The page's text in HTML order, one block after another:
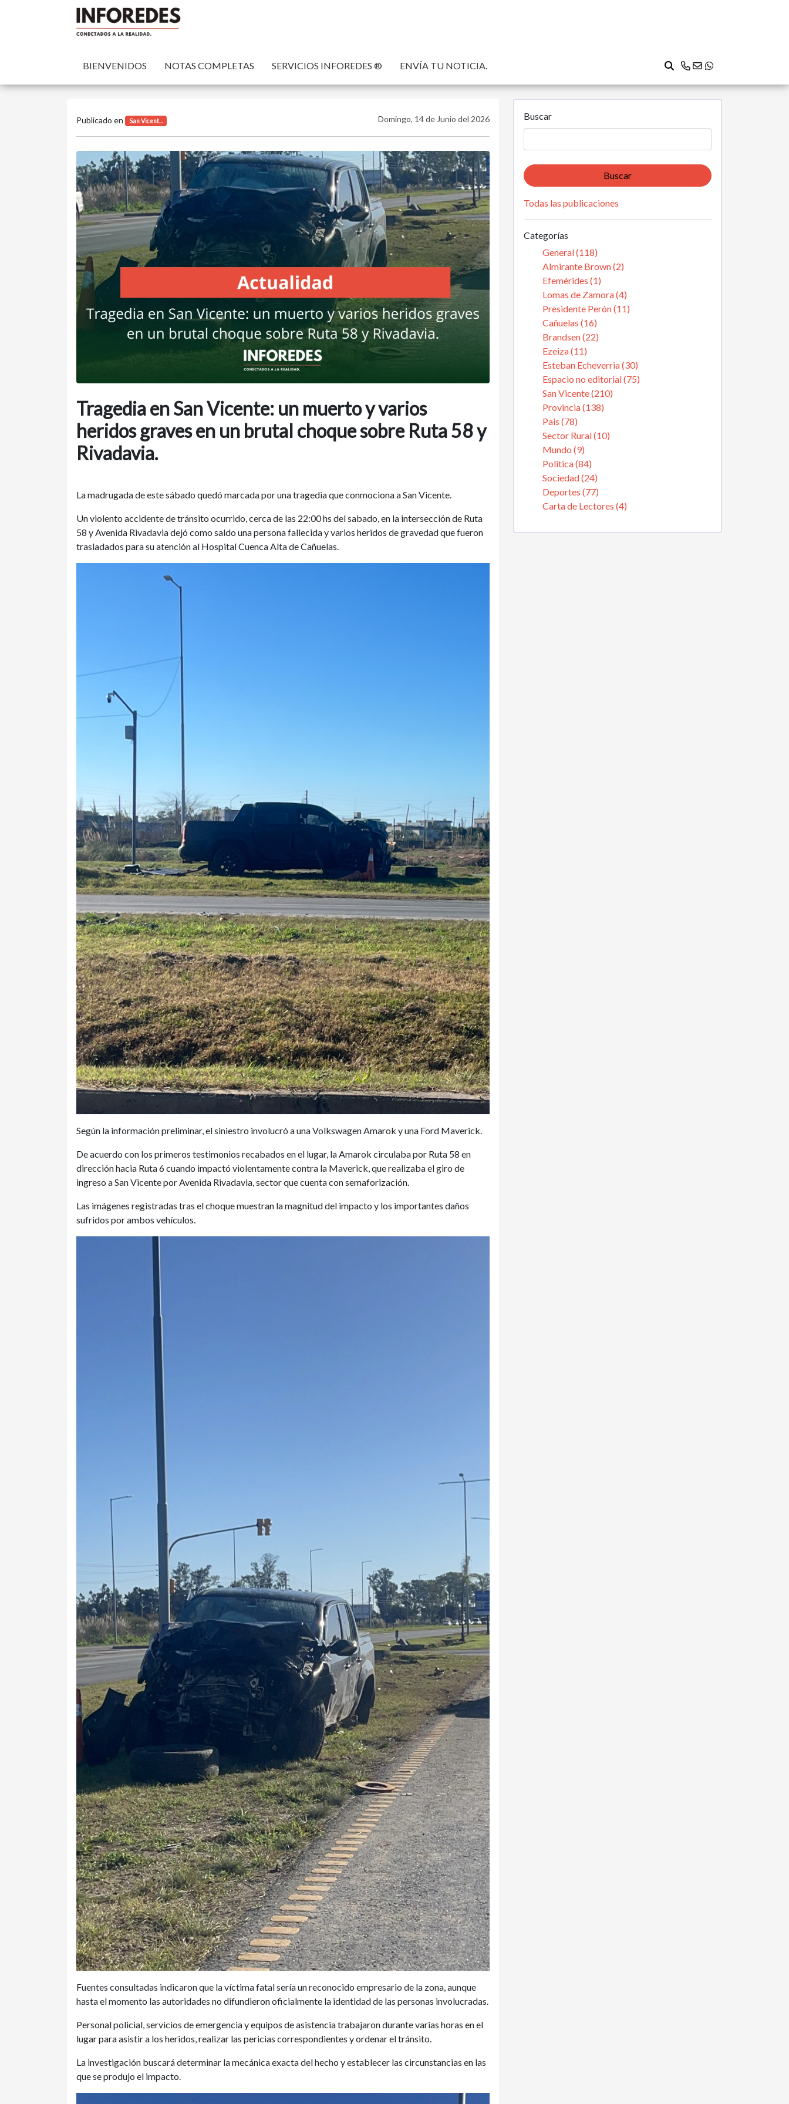
BIENVENIDOS NOTAS COMPLETAS SERVICIOS INFOREDES ® ENVÍA TU NOTICIA.
Publicado en San Vicent... Domingo, 14 de Junio del 2026
Tragedia en San Vicente: un muerto y varios
heridos graves en un brutal choque sobre Ruta 58 y
Rivadavia.
La madrugada de este sábado quedó marcada por una tragedia que conmociona a San Vicente.
Un violento accidente de tránsito ocurrido, cerca de las 22:00 hs del sabado, en la intersección de Ruta
58 y Avenida Rivadavia dejó como saldo una persona fallecida y varios heridos de gravedad que fueron
trasladados para su atención al Hospital Cuenca Alta de Cañuelas.
Según la información preliminar, el siniestro involucró a una Volkswagen Amarok y una Ford Maverick.
De acuerdo con los primeros testimonios recabados en el lugar, la Amarok circulaba por Ruta 58 en
dirección hacia Ruta 6 cuando impactó violentamente contra la Maverick, que realizaba el giro de
ingreso a San Vicente por Avenida Rivadavia, sector que cuenta con semaforización.
Las imágenes registradas tras el choque muestran la magnitud del impacto y los importantes daños
sufridos por ambos vehículos.
Fuentes consultadas indicaron que la víctima fatal sería un reconocido empresario de la zona, aunque
hasta el momento las autoridades no difundieron oficialmente la identidad de las personas involucradas.
Personal policial, servicios de emergencia y equipos de asistencia trabajaron durante varias horas en el
lugar para asistir a los heridos, realizar las pericias correspondientes y ordenar el tránsito.
La investigación buscará determinar la mecánica exacta del hecho y establecer las circunstancias en las
que se produjo el impacto.
Buscar
Buscar
Todas las publicaciones
Categorías
General (118)
Almirante Brown (2)
Efemérides (1)
Lomas de Zamora (4)
Presidente Perón (11)
Cañuelas (16)
Brandsen (22)
Ezeiza (11)
Esteban Echeverria (30)
Espacio no editorial (75)
San Vicente (210)
Provincia (138)
Pais (78)
Sector Rural (10)
Mundo (9)
Politica (84)
Sociedad (24)
Deportes (77)
Carta de Lectores (4)